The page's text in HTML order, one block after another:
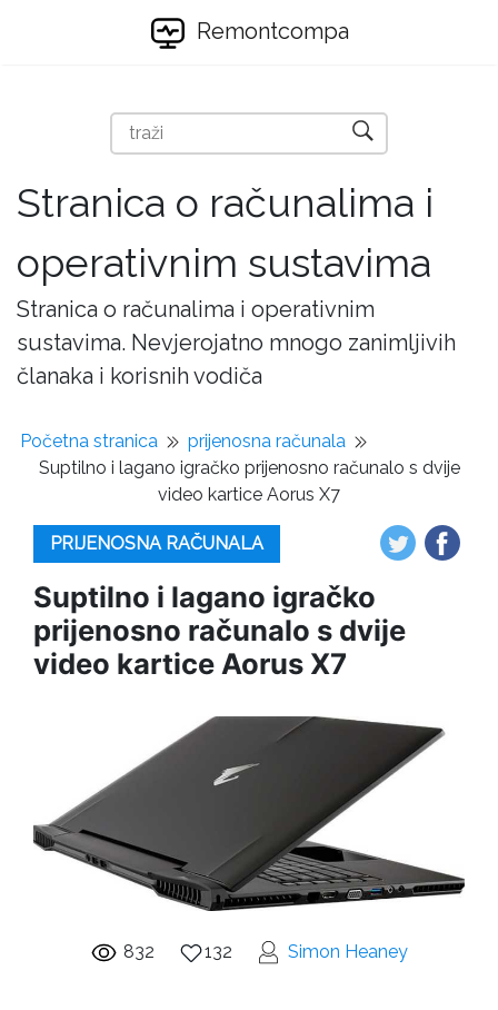
Remontcompa
Stranica o računalima i
operativnim sustavima
Stranica o računalima i operativnim
sustavima. Nevjerojatno mnogo zanimljivih
članaka i korisnih vodiča
Početna stranica
prijenosna računala
Suptilno i lagano igračko prijenosno računalo s dvije
video kartice Aorus X7
PRIJENOSNA RAČUNALA
Suptilno i lagano igračko
prijenosno računalo s dvije
video kartice Aorus X7
832 132 Simon Heaney